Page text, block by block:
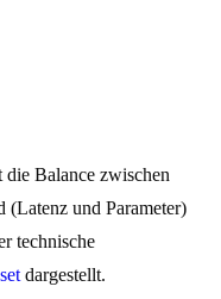
Balance zwischen
und Parameter)
technische
dargestellt.